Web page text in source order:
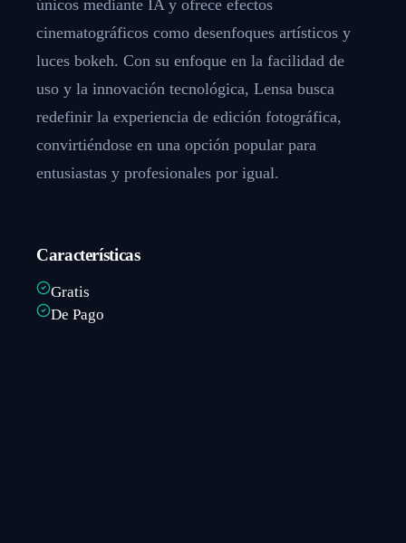
únicos mediante IA y ofrece efectos
cinematográficos como desenfoques artísticos y
luces bokeh. Con su enfoque en la facilidad de
uso y la innovación tecnológica, Lensa busca
redefinir la experiencia de edición fotográfica,
convirtiéndose en una opción popular para
entusiastas y profesionales por igual.
Características
Gratis
De Pago